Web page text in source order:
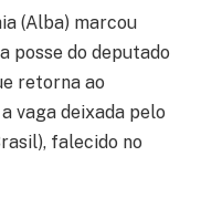
(Alba) marcou
posse do deputado
retorna ao
vaga deixada pelo
falecido no